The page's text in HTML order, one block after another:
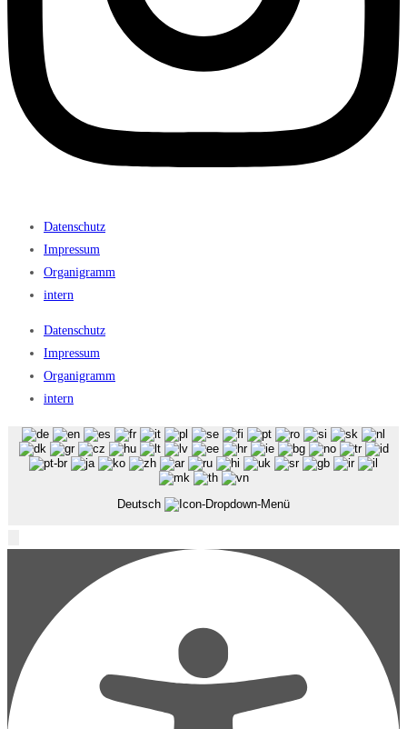
Datenschutz
Impressum
Organigramm
intern
Datenschutz
Impressum
Organigramm
intern
Deutsch